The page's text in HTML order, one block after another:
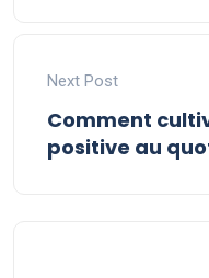
Next Post
Comment
positive au